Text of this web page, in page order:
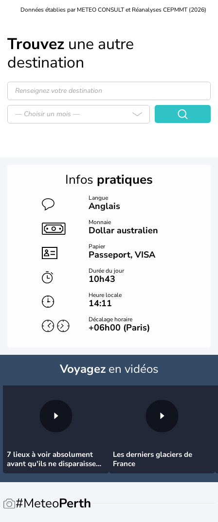
Données établies par METEO CONSULT et Réanalyses CEPMMT (2026)
Trouvez une autre
destination
— Choisir un mois —
Infos pratiques
Langue
Anglais
Monnaie
Dollar australien
Papier
Passeport, VISA
Durée du jour
10h43
Heure locale
14:11
Décalage horaire
+06h00 (Paris)
Voyagezen vidéos
7 lieux à voir absolument
avant qu'ils ne disparaissent
!
Les derniers glaciers de
France
#MeteoPerth